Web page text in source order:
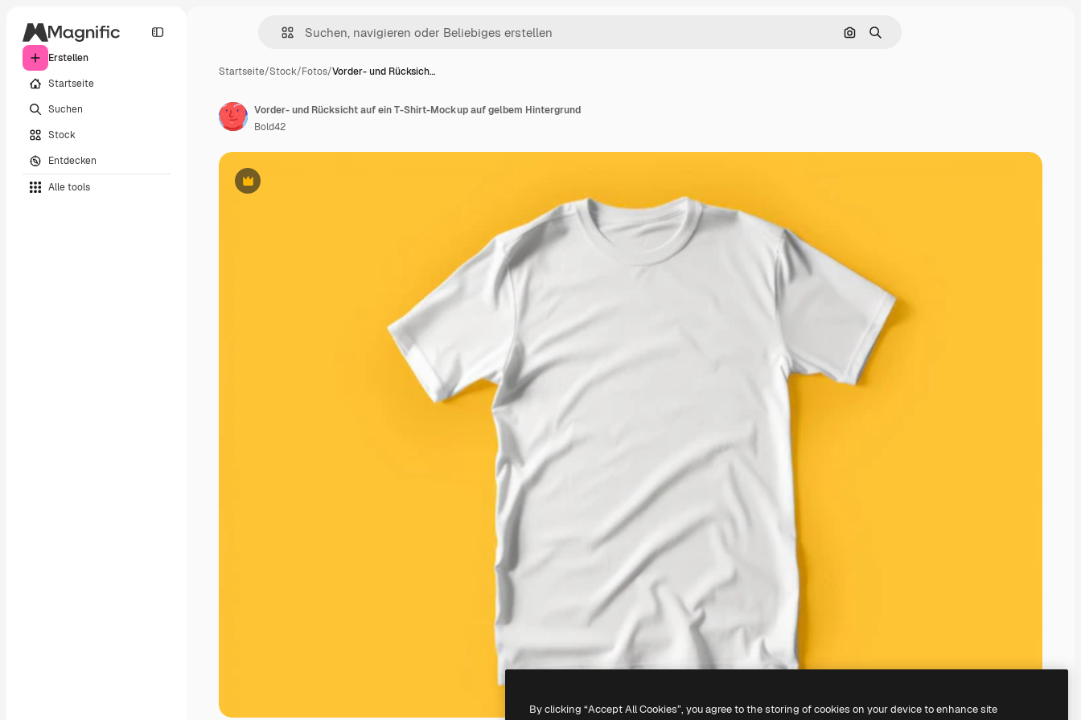
Erstellen
Startseite
Suchen
Stock
Entdecken
Alle tools
Nach Bild suchen
Suchen
Startseite/Stock/Fotos/Vorder- und Rücksich…
Premium
Vorder- und Rücksicht auf ein T-Shirt-Mockup auf gelbem Hintergrund
Bold42
By clicking “Accept All Cookies”, you agree to the storing of cookies on your device to enhance site